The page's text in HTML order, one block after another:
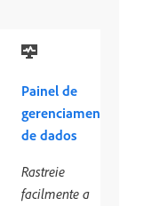
Painel de
gerenciamento
de dados
Rastreie
facilmente a